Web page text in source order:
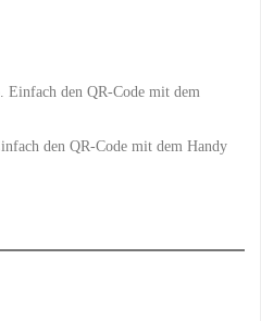
den QR-Code mit dem Handy